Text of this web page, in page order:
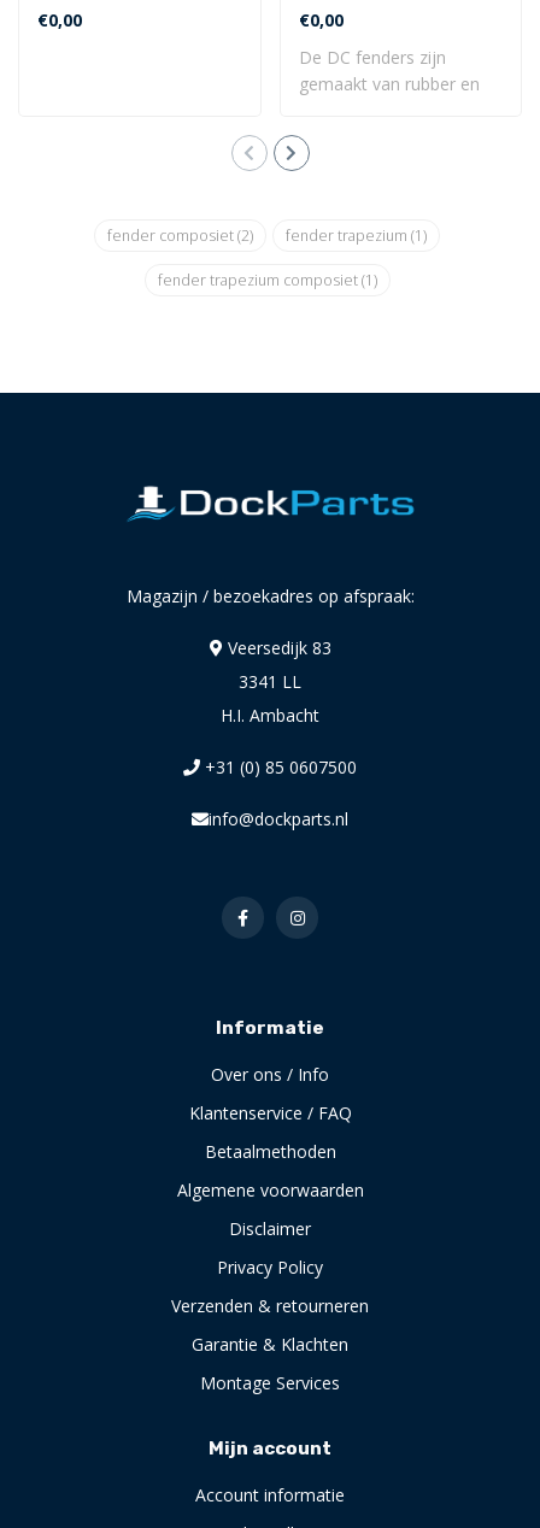
€0,00
€0,00
De DC fenders zijn
gemaakt van rubber en
fender composiet(2) fender trapezium (1)
fender trapezium composiet(1)
Magazijn / bezoekadres op afspraak:
Veersedijk 83
3341 LL
H.I. Ambacht
+31 (0) 85 0607500
info@dockparts.nl
Informatie
Over ons / Info
Klantenservice / FAQ
Betaalmethoden
Algemene voorwaarden
Disclaimer
Privacy Policy
Verzenden & retourneren
Garantie & Klachten
Montage Services
Mijn account
Account informatie